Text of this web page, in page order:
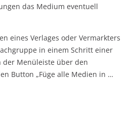
das Medium eventuell
eines Verlages oder Vermarkters
in einem Schritt einer
Menüleiste über den
Button „Füge alle Medien in …